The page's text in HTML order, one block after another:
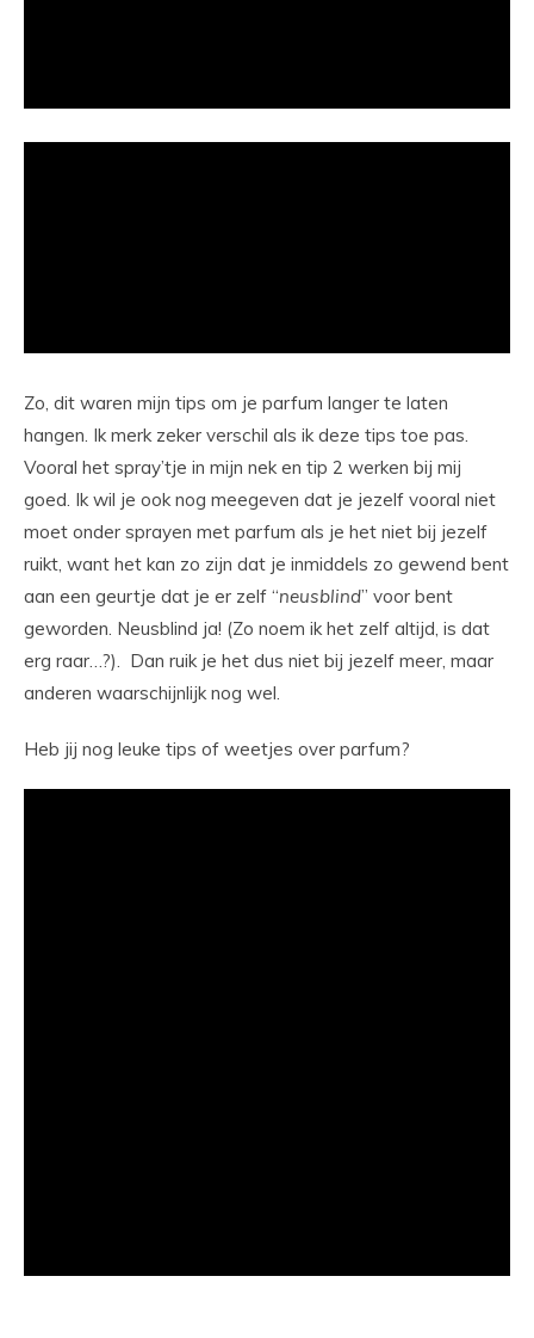
Zo, dit waren mijn tips om je parfum langer te laten
hangen. Ik merk zeker verschil als ik deze tips toe pas.
Vooral het spray’tje in mijn nek en tip 2 werken bij mij
goed. Ik wil je ook nog meegeven dat je jezelf vooral niet
moet onder sprayen met parfum als je het niet bij jezelf
ruikt, want het kan zo zijn dat je inmiddels zo gewend bent
aan een geurtje dat je er zelf “neusblind” voor bent
geworden. Neusblind ja! (Zo noem ik het zelf altijd, is dat
erg raar…?). Dan ruik je het dus niet bij jezelf meer, maar
anderen waarschijnlijk nog wel.
Heb jij nog leuke tips of weetjes over parfum?